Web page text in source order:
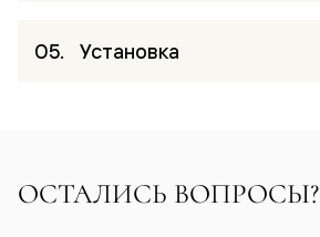
Установка
ОСТАЛИСЬ ВОПРОСЫ?